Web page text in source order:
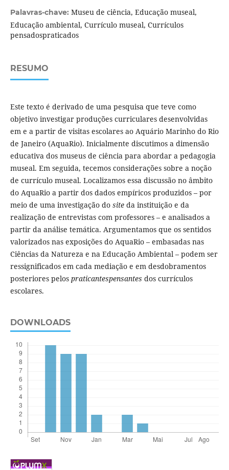
Palavras-chave: Museu de ciência, Educação museal,
Educação ambiental, Currículo museal, Currículos
pensadospraticados
RESUMO
Este texto é derivado de uma pesquisa que teve como
objetivo investigar produções curriculares desenvolvidas
em e a partir de visitas escolares ao Aquário Marinho do Rio
de Janeiro (AquaRio). Inicialmente discutimos a dimensão
educativa dos museus de ciência para abordar a pedagogia
museal. Em seguida, tecemos considerações sobre a noção
de currículo museal. Localizamos essa discussão no âmbito
do AquaRio a partir dos dados empíricos produzidos – por
meio de uma investigação do siteda instituição e da
realização de entrevistas com professores – e analisados a
partir da análise temática. Argumentamos que os sentidos
valorizados nas exposições do AquaRio – embasadas nas
Ciências da Natureza e na Educação Ambiental – podem ser
ressignificados em cada mediação e em desdobramentos
posteriores pelos praticantespensantes dos currículos
escolares.
DOWNLOADS